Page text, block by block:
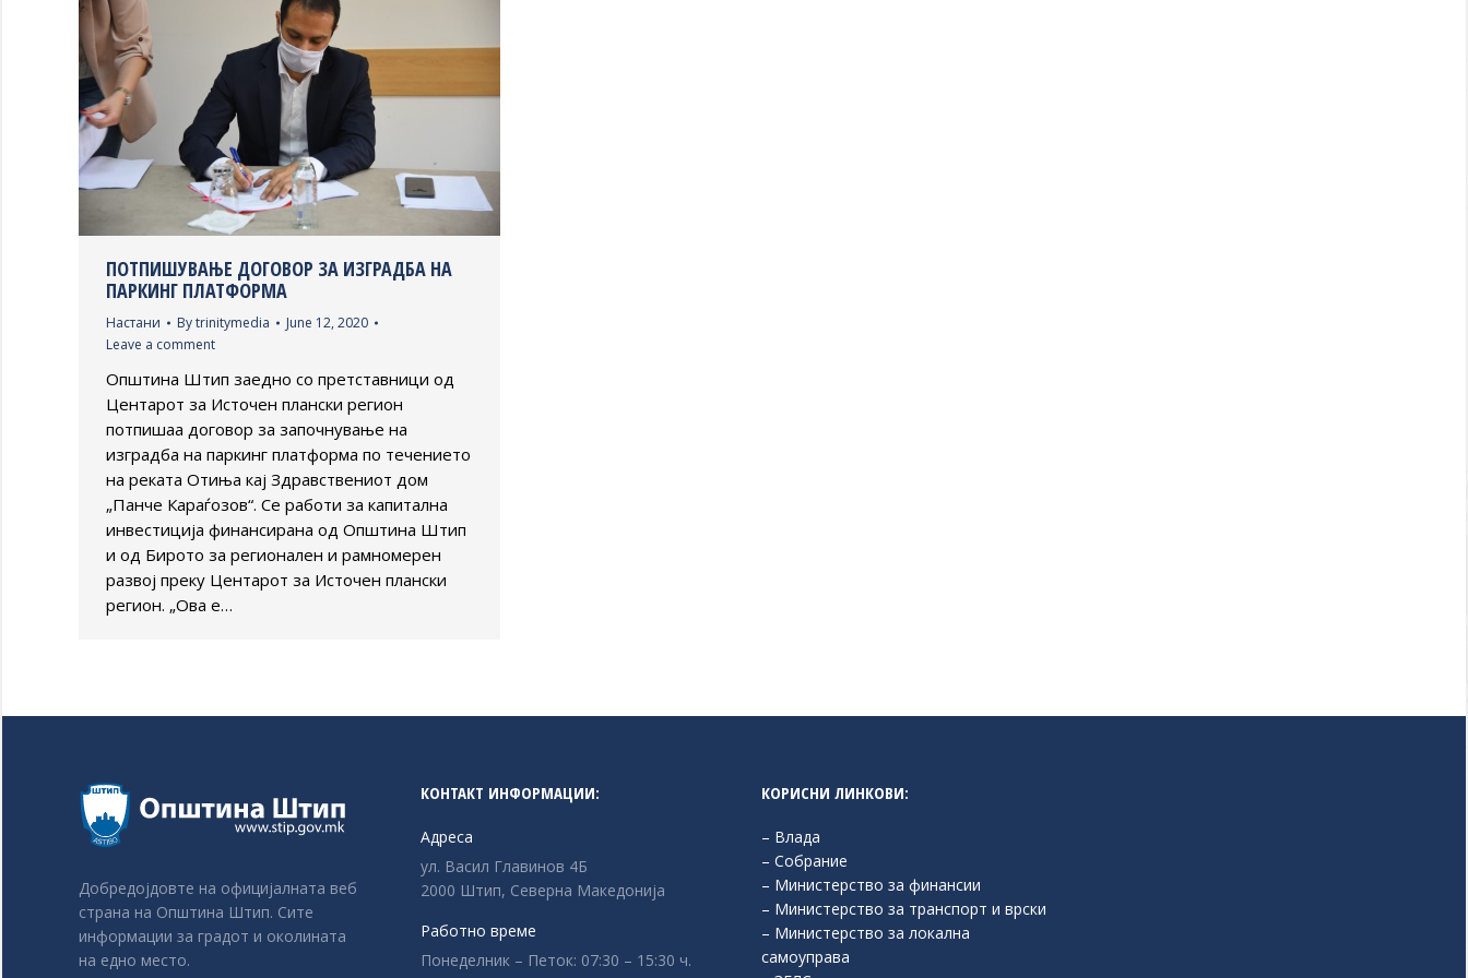
ПОТПИШУВАЊЕ ДОГОВОР ЗА ИЗГРАДБА НА
ПАРКИНГ ПЛАТФОРМА
Настани Bytrinitymedia
June 12, 2020
Leave a comment
Општина Штип заедно со претставници од
Центарот за Источен плански регион
потпишаа договор за започнување на
изградба на паркинг платформа по течението
на реката Отиња кај Здравствениот дом
„Панче Караѓозов“. Се работи за капитална
инвестиција финансирана од Општина Штип
и од Бирото за регионален и рамномерен
развој преку Центарот за Источен плански
регион. „Ова е…
Добредојдовте на официјалната веб
страна на Општина Штип. Сите
информации за градот и околината
на едно место.
КОНТАКТ ИНФОРМАЦИИ:
Адреса
ул. Васил Главинов 4Б
2000 Штип, Северна Македонија
Работно време
Понеделник – Петок: 07:30 – 15:30 ч.
КОРИСНИ ЛИНКОВИ:
– Влада
– Собрание
– Министерство за финансии
– Министерство за транспорт и врски
– Министерство за локална
самоуправа